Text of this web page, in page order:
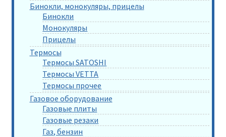
Бинокли, монокуляры, прицелы
Бинокли
Монокуляры
Прицелы
Термосы
Термосы SATOSHI
Термосы VETTA
Термосы прочее
Газовое оборудование
Газовые плиты
Газовые резаки
Газ, бензин